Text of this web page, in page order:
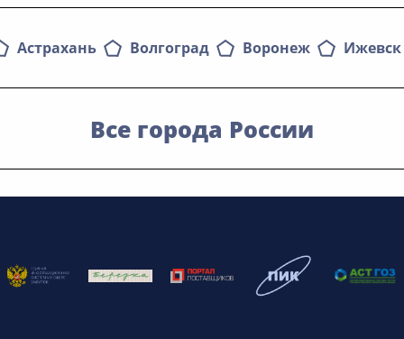
Астрахань Волгоград Воронеж Ижевск
Все города России